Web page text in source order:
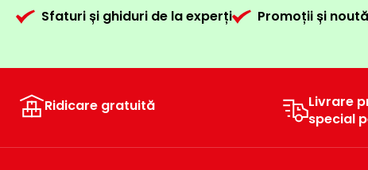
Sfaturi și ghiduri de la experți Promoții și
Ridicare gratuită
Livrare
special